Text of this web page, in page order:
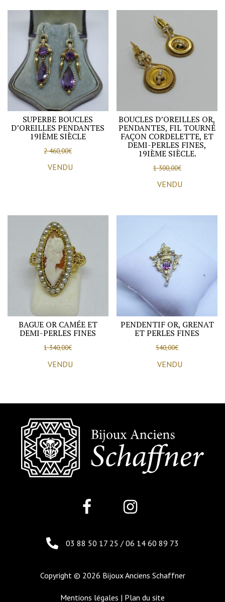
SUPERBE BOUCLES
D’OREILLES PENDANTES
19IÈME SIÈCLE
2 460,00€
VENDU
BOUCLES D’OREILLES OR,
PENDANTES, FIL TOURNÉ
FAÇON CORDELETTE, ET
DEMI-PERLES FINES,
19IÈME SIÈCLE.
1 300,00€
VENDU
BAGUE OR CAMÉE ET
DEMI-PERLES FINES
1 340,00€
VENDU
PENDENTIF OR, GRENAT
ET PERLES FINES
540,00€
VENDU
03 88 50 17 25 / 06 14 60 89 73
Copyright © 2026 Bijoux Anciens Schaffner
Mentions légales | Plan du site